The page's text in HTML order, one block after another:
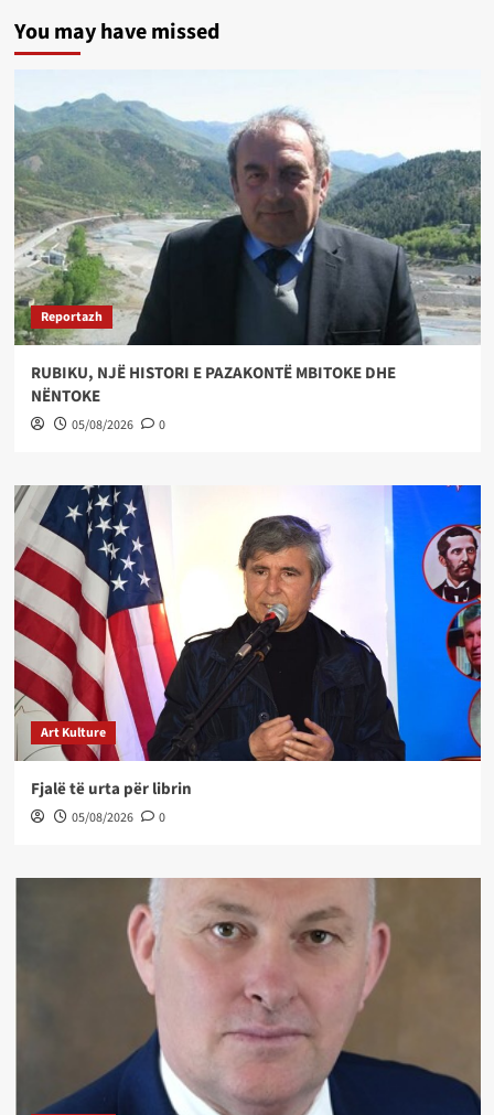
You may have missed
Reportazh
RUBIKU, NJË HISTORI E PAZAKONTË MBITOKE DHE
NËNTOKE
05/08/2026 0
Art Kulture
Fjalë të urta për librin
05/08/2026 0